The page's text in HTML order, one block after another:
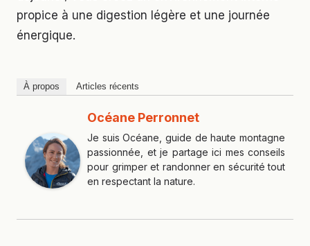
propice à une digestion légère et une journée
énergique.
À propos Articles récents
Océane Perronnet
Je suis Océane, guide de haute montagne
passionnée, et je partage ici mes conseils
pour grimper et randonner en sécurité tout
en respectant la nature.